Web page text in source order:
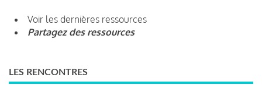
Voir les dernières ressources
Partagez des ressources
LES RENCONTRES